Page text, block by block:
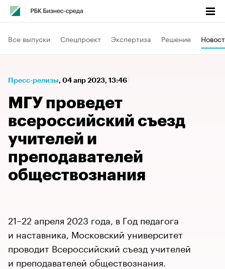
Все выпуски Спецпроект Экспертиза Решение
Пресс-релизы⁠, 04 апр 2023, 13:46
МГУ проведет
всероссийский съезд
учителей и
преподавателей
обществознания
21–22 апреля 2023 года, в Год педагога
и наставника, Московский университет
проводит Всероссийский съезд учителей
и преподавателей обществознания.